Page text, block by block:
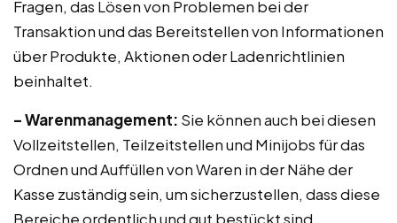
Fragen, das Lösen von Problemen bei der
Transaktion und das Bereitstellen von Informationen
über Produkte, Aktionen oder Ladenrichtlinien
beinhaltet.
– Warenmanagement: Sie können auch bei diesen
Vollzeitstellen, Teilzeitstellen und Minijobs für das
Ordnen und Auffüllen von Waren in der Nähe der
Kasse zuständig sein, um sicherzustellen, dass diese
Bereiche ordentlich und gut bestückt sind.